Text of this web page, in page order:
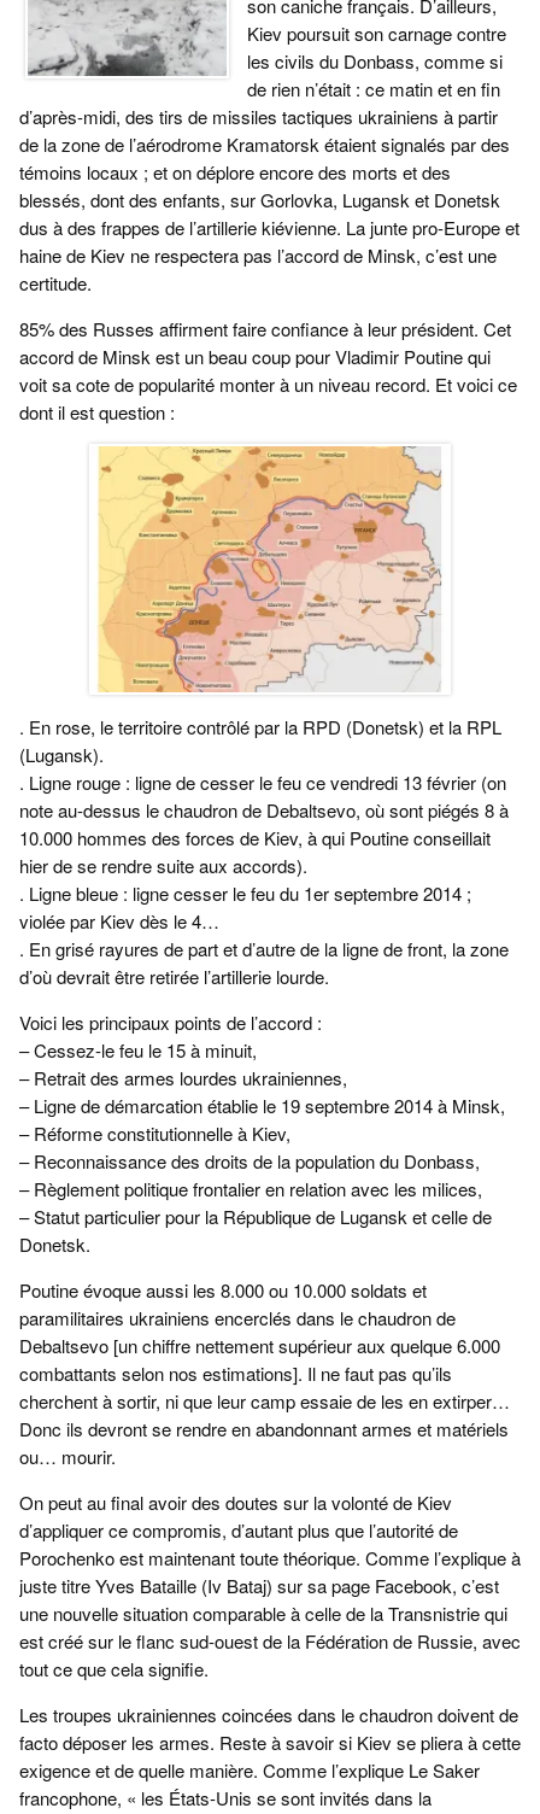
son caniche français. D’ailleurs,
Kiev poursuit son carnage contre
les civils du Donbass, comme si
de rien n’était : ce matin et en fin
d’après-midi, des tirs de missiles tactiques ukrainiens à partir
de la zone de l’aérodrome Kramatorsk étaient signalés par des
témoins locaux ; et on déplore encore des morts et des
blessés, dont des enfants, sur Gorlovka, Lugansk et Donetsk
dus à des frappes de l’artillerie kiévienne. La junte pro-Europe et
haine de Kiev ne respectera pas l’accord de Minsk, c’est une
certitude.
85% des Russes affirment faire confiance à leur président. Cet
accord de Minsk est un beau coup pour Vladimir Poutine qui
voit sa cote de popularité monter à un niveau record. Et voici ce
dont il est question :
. En rose, le territoire contrôlé par la RPD (Donetsk) et la RPL
(Lugansk).
. Ligne rouge : ligne de cesser le feu ce vendredi 13 février (on
note au-dessus le chaudron de Debaltsevo, où sont piégés 8 à
10.000 hommes des forces de Kiev, à qui Poutine conseillait
hier de se rendre suite aux accords).
. Ligne bleue : ligne cesser le feu du 1er septembre 2014 ;
violée par Kiev dès le 4…
. En grisé rayures de part et d’autre de la ligne de front, la zone
d’où devrait être retirée l’artillerie lourde.
Voici les principaux points de l’accord :
– Cessez-le feu le 15 à minuit,
– Retrait des armes lourdes ukrainiennes,
– Ligne de démarcation établie le 19 septembre 2014 à Minsk,
– Réforme constitutionnelle à Kiev,
– Reconnaissance des droits de la population du Donbass,
– Règlement politique frontalier en relation avec les milices,
– Statut particulier pour la République de Lugansk et celle de
Donetsk.
Poutine évoque aussi les 8.000 ou 10.000 soldats et
paramilitaires ukrainiens encerclés dans le chaudron de
Debaltsevo [un chiffre nettement supérieur aux quelque 6.000
combattants selon nos estimations]. Il ne faut pas qu’ils
cherchent à sortir, ni que leur camp essaie de les en extirper…
Donc ils devront se rendre en abandonnant armes et matériels
ou… mourir.
On peut au final avoir des doutes sur la volonté de Kiev
d’appliquer ce compromis, d’autant plus que l’autorité de
Porochenko est maintenant toute théorique. Comme l’explique à
juste titre Yves Bataille (Iv Bataj) sur sa page Facebook, c’est
une nouvelle situation comparable à celle de la Transnistrie qui
est créé sur le flanc sud-ouest de la Fédération de Russie, avec
tout ce que cela signifie.
Les troupes ukrainiennes coincées dans le chaudron doivent de
facto déposer les armes. Reste à savoir si Kiev se pliera à cette
exigence et de quelle manière. Comme l’explique Le Saker
francophone, « les États-Unis se sont invités dans la